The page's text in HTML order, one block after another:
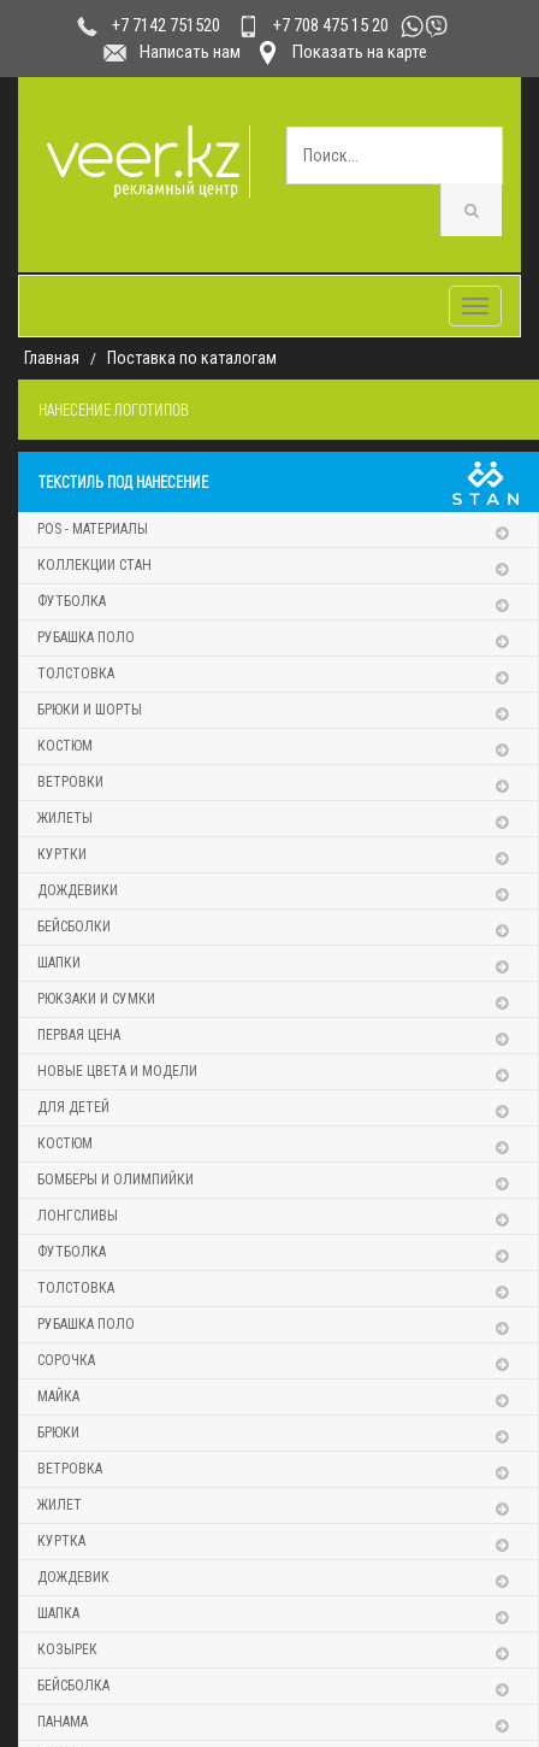
+7 7142 751520
+7 708 475 15 20
Написать нам
Показать на карте
Toggle
Главная
Поставка по каталогам
НАНЕСЕНИЕ ЛОГОТИПОВ
ТЕКСТИЛЬ ПОД НАНЕСЕНИЕ
POS - МАТЕРИАЛЫ
КОЛЛЕКЦИИ СТАН
ФУТБОЛКА
РУБАШКА ПОЛО
ТОЛСТОВКА
БРЮКИ И ШОРТЫ
КОСТЮМ
ВЕТРОВКИ
ЖИЛЕТЫ
КУРТКИ
ДОЖДЕВИКИ
БЕЙСБОЛКИ
ШАПКИ
РЮКЗАКИ И СУМКИ
ПЕРВАЯ ЦЕНА
НОВЫЕ ЦВЕТА И МОДЕЛИ
ДЛЯ ДЕТЕЙ
КОСТЮМ
БОМБЕРЫ И ОЛИМПИЙКИ
ЛОНГСЛИВЫ
ФУТБОЛКА
ТОЛСТОВКА
РУБАШКА ПОЛО
СОРОЧКА
МАЙКА
БРЮКИ
ВЕТРОВКА
ЖИЛЕТ
КУРТКА
ДОЖДЕВИК
ШАПКА
КОЗЫРЕК
БЕЙСБОЛКА
ПАНАМА